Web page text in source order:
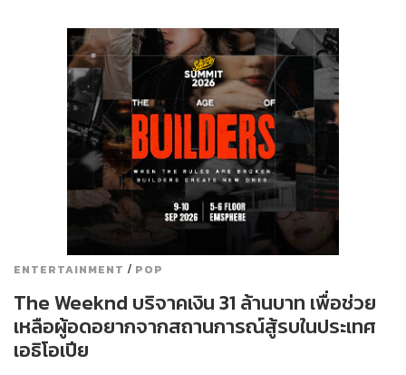
ENTERTAINMENT / POP
The Weeknd บริจาคเงิน 31 ล้านบาท เพื่อช่วย
เหลือผู้อดอยากจากสถานการณ์สู้รบในประเทศ
เอธิโอเปีย